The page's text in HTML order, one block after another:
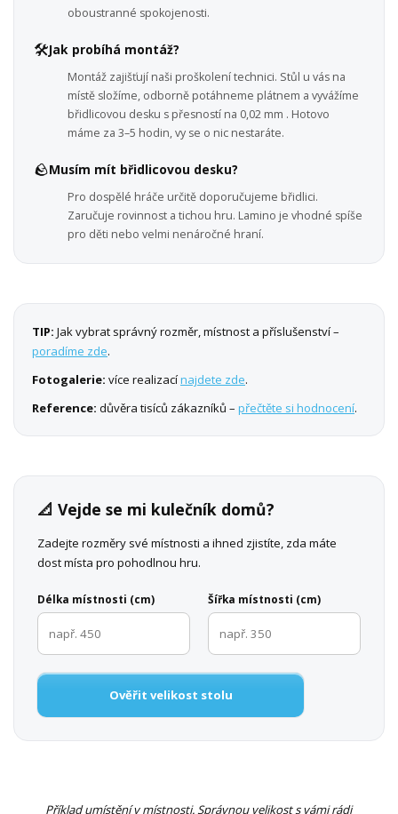
oboustranné spokojenosti.
🛠️Jak probíhá montáž?
Montáž zajišťují naši proškolení technici. Stůl u vás na
místě složíme, odborně potáhneme plátnem a vyvážíme
břidlicovou desku s přesností na 0,02 mm . Hotovo
máme za 3–5 hodin, vy se o nic nestaráte.
🪨Musím mít břidlicovou desku?
Pro dospělé hráče určitě doporučujeme břidlici.
Zaručuje rovinnost a tichou hru. Lamino je vhodné spíše
pro děti nebo velmi nenáročné hraní.
TIP: Jak vybrat správný rozměr, místnost a příslušenství –
poradíme zde.
Fotogalerie: více realizacínajdete zde.
Reference: důvěra tisíců zákazníků – přečtěte si hodnocení.
📐 Vejde se mi kulečník domů?
Zadejte rozměry své místnosti a ihned zjistíte, zda máte
dost místa pro pohodlnou hru.
Délka místnosti (cm) Šířka místnosti (cm)
Ověřit velikost stolu
Příklad umístění v místnosti. Správnou velikost s vámi rádi